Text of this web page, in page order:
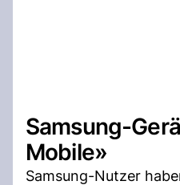
Samsung-
Mobile»
Samsung-Nutzer